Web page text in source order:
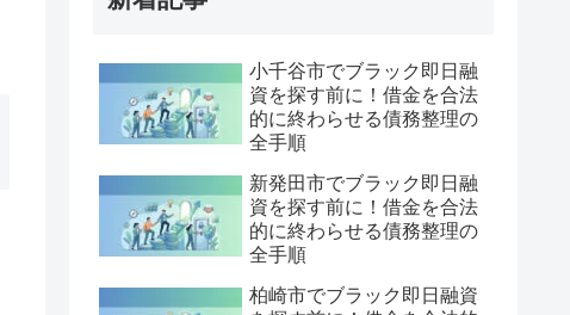
小千谷市でブラック即日融
資を探す前に！借金を合法
的に終わらせる債務整理の
全手順
新発田市でブラック即日融
資を探す前に！借金を合法
的に終わらせる債務整理の
全手順
柏崎市でブラック即日融資